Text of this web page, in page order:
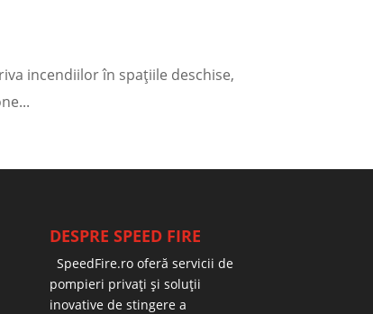
incendiilor în spațiile deschise,
DESPRE SPEED FIRE
SpeedFire.ro oferă servicii de
pompieri privați și soluții
inovative de stingere a